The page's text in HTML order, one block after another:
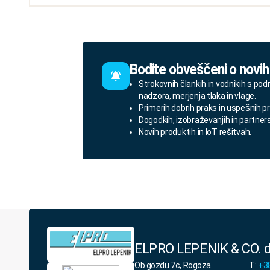
Bodite obveščeni o
Strokovnih člankih in vodnikih s
nadzora, merjenja tlaka in vlage.
Primerih dobrih praks in uspešnih
Dogodkih, izobraževanjih in
Novih produktih in IoT rešitvah.
ELPRO LEPENIK & CO.
Ob gozdu 7c, Rogoza T: